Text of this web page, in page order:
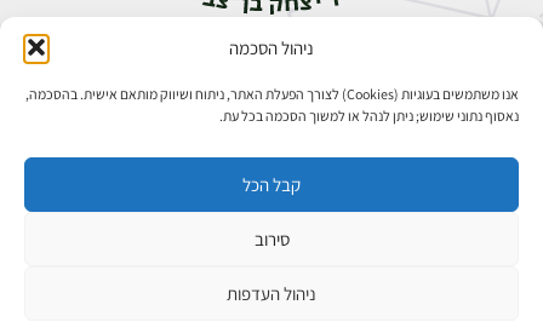
ניהול הסכמה
אנו משתמשים בעוגיות (Cookies) לצורך הפעלת האתר, ניתוח ושיווק מותאם אישית. בהסכמה,
נאסוף נתוני שימוש; ניתן לנהל או למשוך הסכמה בכל עת.
קבל הכל
סירוב
ניהול העדפות
אבן גבירול 14, רחביה, ירושלים
פיתוח אתרים